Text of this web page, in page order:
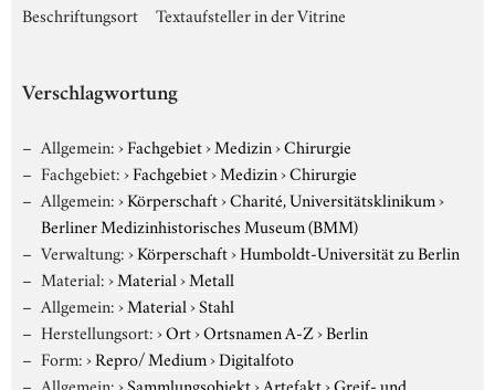
Beschriftungsort
Textaufsteller in der Vitrine
Verschlagwortung
Allgemein:›Fachgebiet›Medizin›Chirurgie
Fachgebiet:›Fachgebiet›Medizin›Chirurgie
Allgemein:›Körperschaft›Charité, Universitätsklinikum›
Berliner Medizinhistorisches Museum (BMM)
Verwaltung:›Körperschaft›Humboldt-Universität zu Berlin
Material:›Material›Metall
Allgemein:›Material›Stahl
Herstellungsort:›Ort›Ortsnamen A-Z›Berlin
Form:›Repro/ Medium›Digitalfoto
Allgemein:›Sammlungsobjekt›Artefakt›Greif- und